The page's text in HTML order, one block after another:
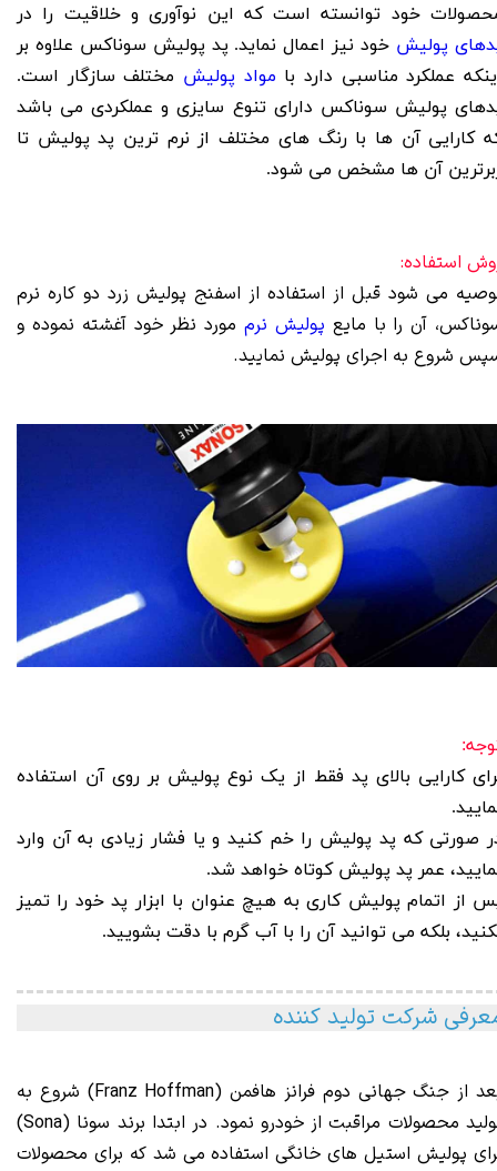
خود توانسته است که این نوآوری و خلاقیت را در
پولیش خود نیز اعمال نماید. پد پولیش سوناکس علاوه بر
عملکرد مناسبی دارد با مواد پولیش مختلف سازگار است.
پولیش سوناکس دارای تنوع سایزی و عملکردی می باشد
کارایی آن ها با رنگ های مختلف از نرم ترین پد پولیش تا
آن ها مشخص می شود.
استفاده:
می شود قبل از استفاده از اسفنج پولیش زرد دو کاره نرم
آن را با مایع پولیش نرم مورد نظر خود آغشته نموده و
شروع به اجرای پولیش نمایید.
کارایی بالای پد فقط از یک نوع پولیش بر روی آن استفاده
صورتی که پد پولیش را خم کنید و یا فشار زیادی به آن وارد
عمر پد پولیش کوتاه خواهد شد.
از اتمام پولیش کاری به هیچ عنوان با ابزار پد خود را تمیز
بلکه می توانید آن را با آب گرم با دقت بشویید.
شرکت تولید کننده
بعد از جنگ جهانی دوم فرانز هافمن (Franz Hoffman) شروع به
تولید محصولات مراقبت از خودرو نمود. در ابتدا برند سونا (Sona)
پولیش استیل های خانگی استفاده می شد که برای محصولات